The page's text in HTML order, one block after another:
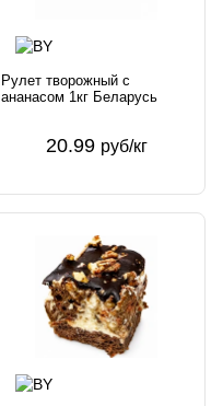
Рулет творожный с
ананасом 1кг Беларусь
20.99 руб/кг